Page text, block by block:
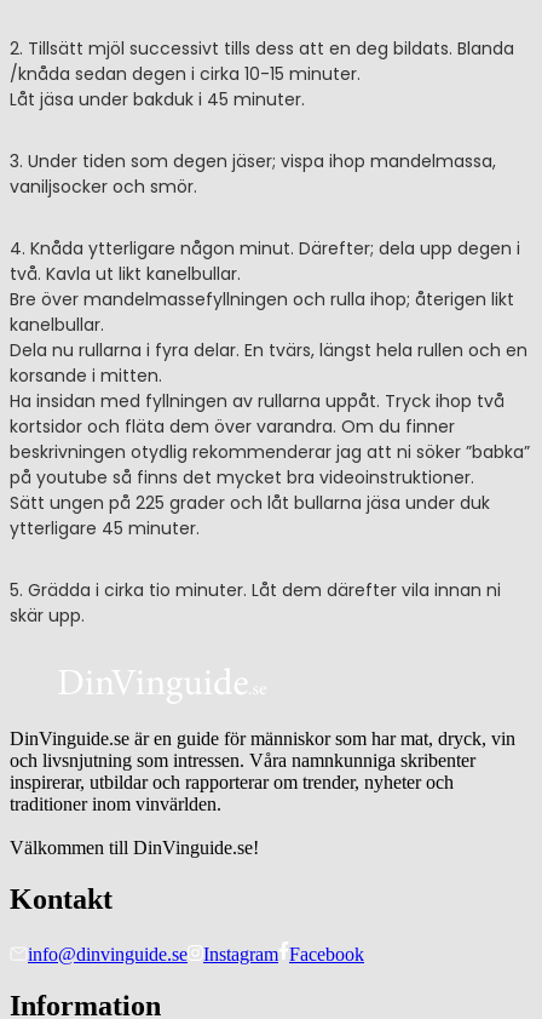
2. Tillsätt mjöl successivt tills dess att en deg bildats. Blanda
/knåda sedan degen i cirka 10-15 minuter.
Låt jäsa under bakduk i 45 minuter.
3. Under tiden som degen jäser; vispa ihop mandelmassa,
vaniljsocker och smör.
4. Knåda ytterligare någon minut. Därefter; dela upp degen i
två. Kavla ut likt kanelbullar.
Bre över mandelmassefyllningen och rulla ihop; återigen likt
kanelbullar.
Dela nu rullarna i fyra delar. En tvärs, längst hela rullen och en
korsande i mitten.
Ha insidan med fyllningen av rullarna uppåt. Tryck ihop två
kortsidor och fläta dem över varandra. Om du finner
beskrivningen otydlig rekommenderar jag att ni söker ”babka”
på youtube så finns det mycket bra videoinstruktioner.
Sätt ungen på 225 grader och låt bullarna jäsa under duk
ytterligare 45 minuter.
5. Grädda i cirka tio minuter. Låt dem därefter vila innan ni
skär upp.
DinVinguide.se är en guide för människor som har mat, dryck, vin
och livsnjutning som intressen. Våra namnkunniga skribenter
inspirerar, utbildar och rapporterar om trender, nyheter och
traditioner inom vinvärlden.
Välkommen till DinVinguide.se!
Kontakt
info@dinvinguide.se Instagram Facebook
Information